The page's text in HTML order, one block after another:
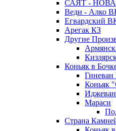
САЯТ - НОВА
Веди - Алко
Егвардский
Арегак КЗ
Другие
Коньяк в
Гиневан
Мараси
Страна